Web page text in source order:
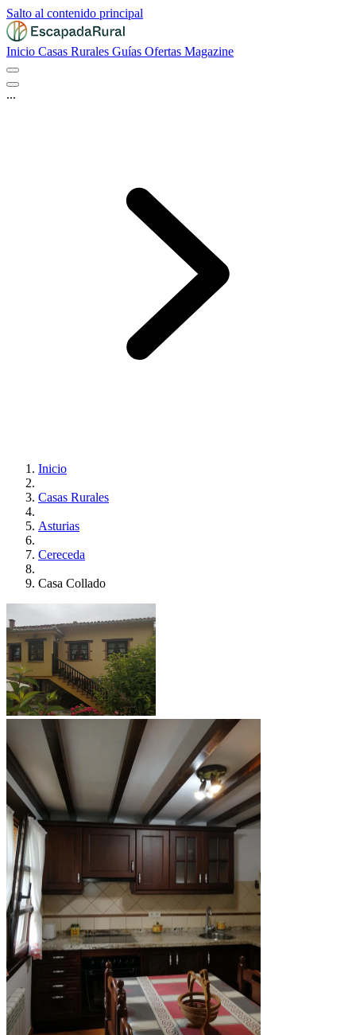
Salto al contenido principal
Inicio Casas Rurales Guías Ofertas Magazine
...
Inicio
Casas Rurales
Asturias
Cereceda
Casa Collado